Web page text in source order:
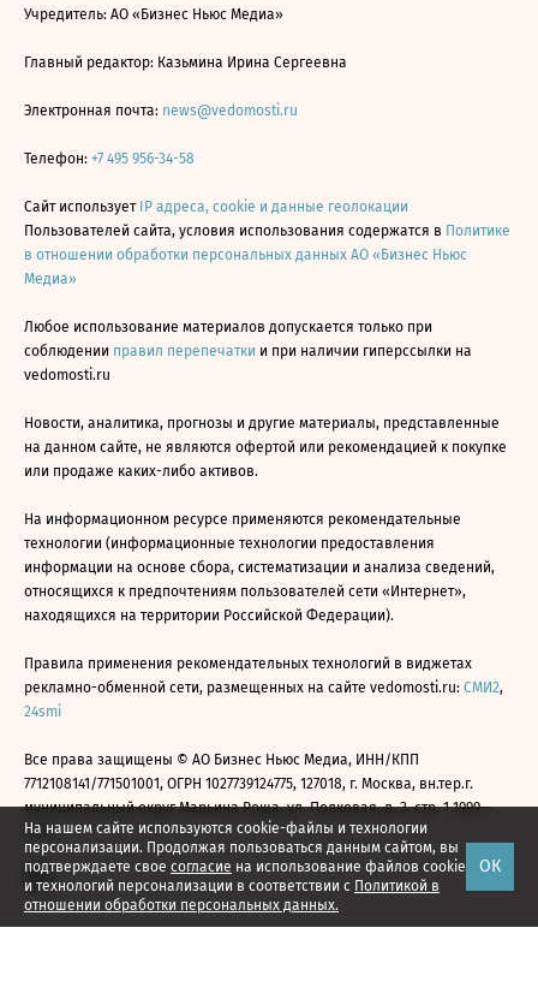
На нашем сайте используются cookie-файлы и технологии
персонализации. Продолжая пользоваться данным сайтом, вы
подтверждаете свое согласие на использование файлов cookie
и технологий персонализации в соответствии с Политикой в
отношении обработки персональных данных.
ОК
Учредитель: АО «Бизнес Ньюс Медиа»
Главный редактор: Казьмина Ирина Сергеевна
Электронная почта: news@vedomosti.ru
Телефон: +7 495 956-34-58
Сайт использует IP адреса, cookie и данные геолокации
Пользователей сайта, условия использования содержатся в Политике
в отношении обработки персональных данных АО «Бизнес Ньюс
Медиа»
Любое использование материалов допускается только при
соблюдении правил перепечатки и при наличии гиперссылки на
vedomosti.ru
Новости, аналитика, прогнозы и другие материалы, представленные
на данном сайте, не являются офертой или рекомендацией к покупке
или продаже каких-либо активов.
На информационном ресурсе применяются рекомендательные
технологии (информационные технологии предоставления
информации на основе сбора, систематизации и анализа сведений,
относящихся к предпочтениям пользователей сети «Интернет»,
находящихся на территории Российской Федерации).
Правила применения рекомендательных технологий в виджетах
рекламно-обменной сети, размещенных на сайте vedomosti.ru: СМИ2,
24smi
Все права защищены © АО Бизнес Ньюс Медиа, ИНН/КПП
7712108141/771501001, ОГРН 1027739124775, 127018, г. Москва, вн.тер.г.
муниципальный округ Марьина Роща, ул. Полковая, д. 3, стр. 1 1999—
2026